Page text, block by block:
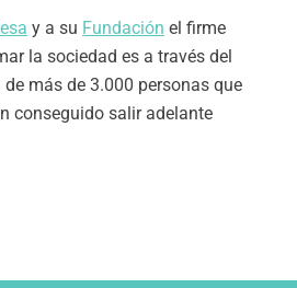
y a su Fundación el firme
la sociedad es a través del
más de 3.000 personas que
conseguido salir adelante